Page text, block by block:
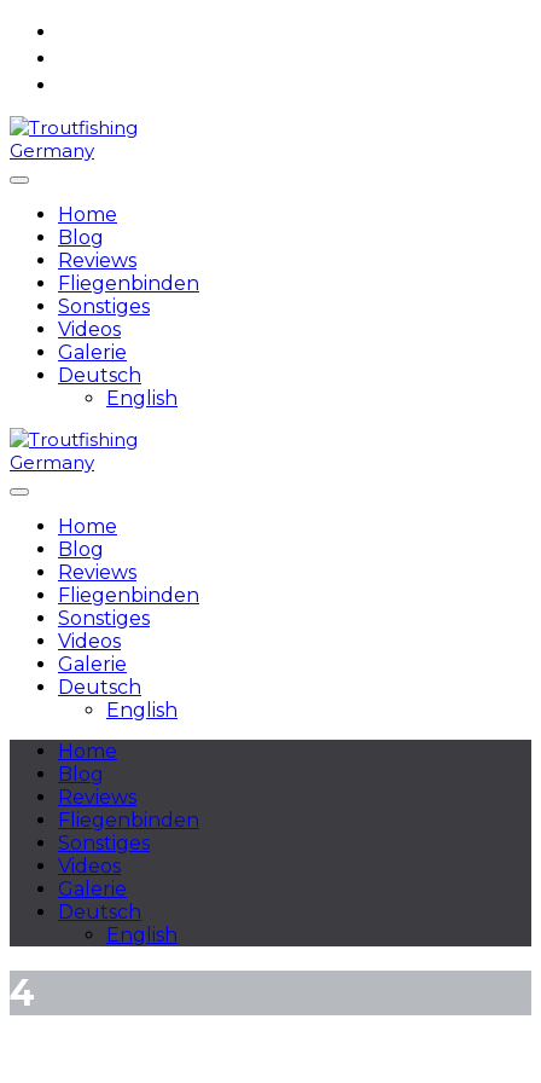
Skip
Home
Blog
Reviews
Fliegenbinden
Sonstiges
Videos
Galerie
Deutsch
English
Home
Blog
Reviews
Fliegenbinden
Sonstiges
Videos
Galerie
Deutsch
English
Home
Blog
Reviews
Fliegenbinden
Sonstiges
Videos
Galerie
Deutsch
English
4